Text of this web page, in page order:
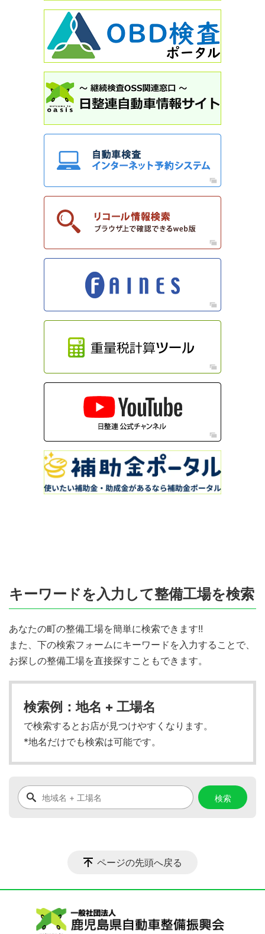
キーワードを入力して整備工場を検索
あなたの町の整備工場を簡単に検索できます!!
また、下の検索フォームにキーワードを入力することで、
お探しの整備工場を直接探すこともできます。
検索例：地名 + 工場名
で検索するとお店が見つけやすくなります。
*地名だけでも検索は可能です。
ページの先頭へ戻る